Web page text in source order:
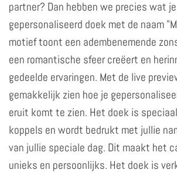
partner? Dan hebben we precies wat
gepersonaliseerd doek met de naam
motief toont een adembenemende
een romantische sfeer creëert en
gedeelde ervaringen. Met de live
gemakkelijk zien hoe je
eruit komt te zien. Het doek is
koppels en wordt bedrukt met jullie
van jullie speciale dag. Dit maakt het
unieks en persoonlijks. Het doek is